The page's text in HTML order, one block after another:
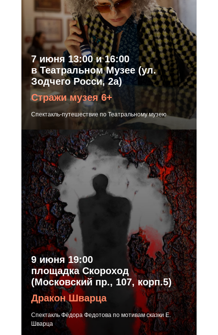
7 июня 13:00 и 16:00
в Театральном Музее (ул.
Зодчего Росси, 2а)
Стражи музея 6+
Спектакль-путешествие по Театральному музею
9 июня 19:00
площадка Скороход
(Московский пр., 107, корп.5)
Дракон Шварца
Спектакль Фёдора Федотова по мотивам сказки Е.
Шварца